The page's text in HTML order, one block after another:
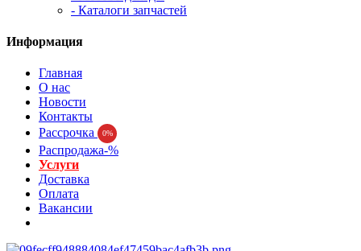
- Каталоги запчастей
Информация
Главная
О нас
Новости
Контакты
Рассрочка
0%
Распродажа-%
Услуги
Доставка
Оплата
Вакансии